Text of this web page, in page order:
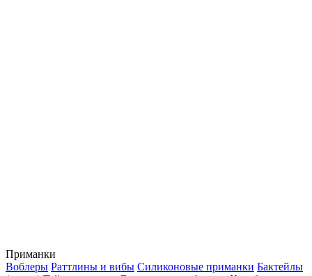
Приманки
Воблеры Раттлины и вибы Силиконовые приманки Бактейлы